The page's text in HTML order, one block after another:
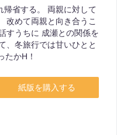
帰省する。 両親に対して
改めて両親と向き合うこ
すうちに 成瀬との関係を
、冬旅行では甘いひとと
かH！
紙版を購入する